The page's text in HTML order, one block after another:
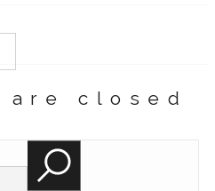
are closed